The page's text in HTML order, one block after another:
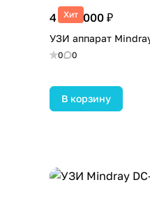
Хит
4 400 000 ₽
УЗИ аппарат
0 0
В корзину